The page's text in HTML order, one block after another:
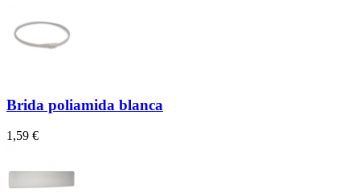
Brida poliamida blanca
1,59 €